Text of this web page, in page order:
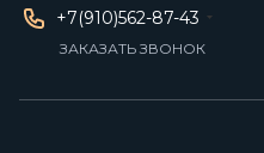
+7(910)562-87-43
ЗАКАЗАТЬ ЗВОНОК